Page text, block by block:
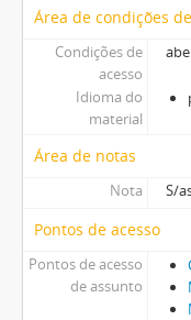
Área de condições
Condições de
acesso
Idioma do
material
Área de notas
Nota S/
Pontos de acesso
Pontos de acesso
de assunto